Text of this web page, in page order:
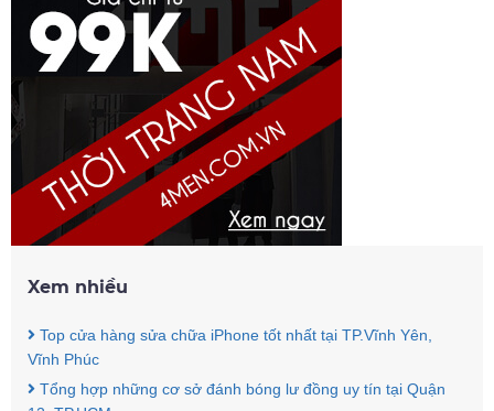
Xem nhiều
Top cửa hàng sửa chữa iPhone tốt nhất tại TP.Vĩnh Yên,
Vĩnh Phúc
Tổng hợp những cơ sở đánh bóng lư đồng uy tín tại Quận